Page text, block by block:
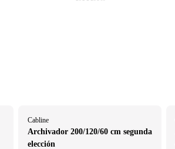
Cabline
Archivador 200/120/60 cm segunda
elección